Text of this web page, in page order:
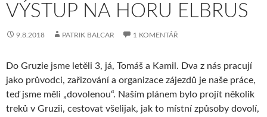
VÝSTUP NA HORU ELBRUS
9.8.2018 PATRIK BALCAR 1 KOMENTÁŘ
Do Gruzie jsme letěli 3, já, Tomáš a Kamil. Dva z nás pracují
jako průvodci, zařizování a organizace zájezdů je naše práce,
teď jsme měli „dovolenou“. Naším plánem bylo projít několik
treků v Gruzii, cestovat všelijak, jak to místní způsoby dovolí,